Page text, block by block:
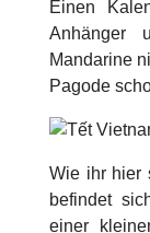
Einen
Anhänger
Mandarine
Pagode
Wie ihr hier
befindet
einer